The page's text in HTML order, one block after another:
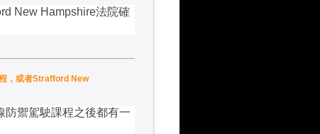
New Hampshire法院確
，或者Strafford New
防禦駕駛課程之後都有一